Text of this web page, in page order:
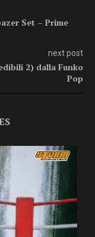
Set – Prime
next post
2) dalla Funko
Pop